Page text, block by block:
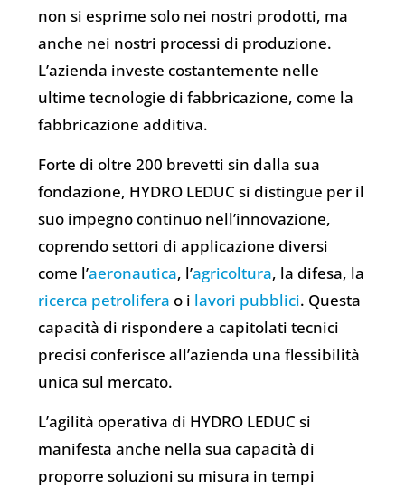
non si esprime solo nei nostri prodotti, ma
anche nei nostri processi di produzione.
L’azienda investe costantemente nelle
ultime tecnologie di fabbricazione, come la
fabbricazione additiva.
Forte di oltre 200 brevetti sin dalla sua
fondazione, HYDRO LEDUC si distingue per il
suo impegno continuo nell’innovazione,
coprendo settori di applicazione diversi
come l’aeronautica, l’agricoltura, la difesa, la
ricerca petrolifera o i lavori pubblici. Questa
capacità di rispondere a capitolati tecnici
precisi conferisce all’azienda una flessibilità
unica sul mercato.
L’agilità operativa di HYDRO LEDUC si
manifesta anche nella sua capacità di
proporre soluzioni su misura in tempi